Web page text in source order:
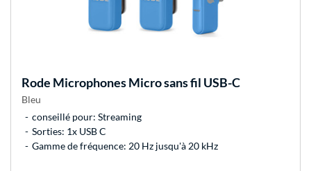
Rode MicrophonesMicro sans fil USB-C
Bleu
conseillé pour: Streaming
Sorties: 1x USB C
Gamme de fréquence: 20 Hz jusqu'à 20 kHz